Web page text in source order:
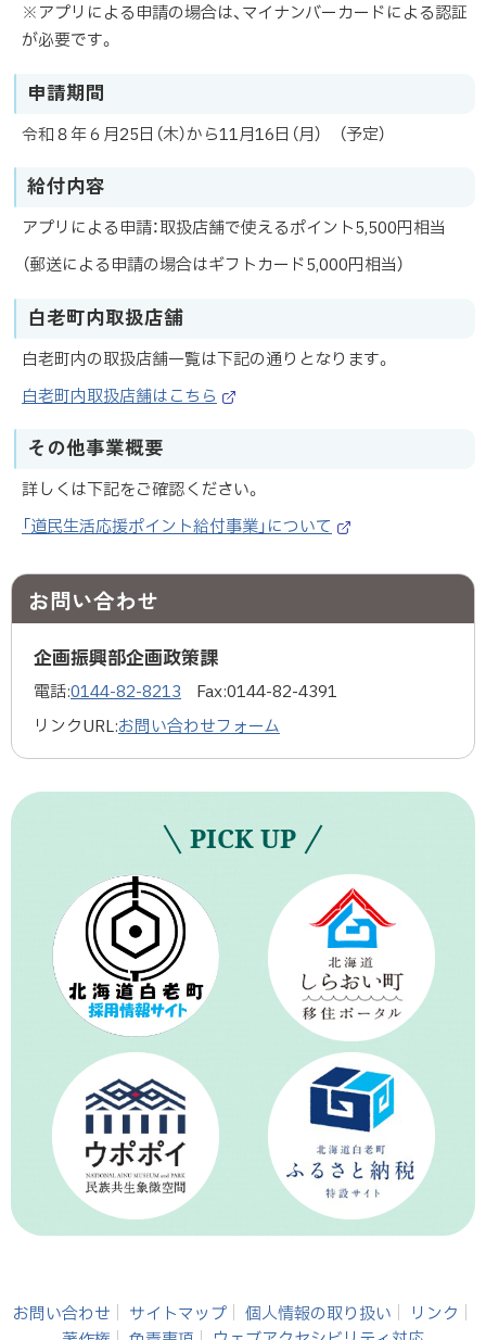
※アプリによる申請の場合は、マイナンバーカードによる認証
が必要です。
申請期間
令和８年６月25日（木）から11月16日（月） （予定）
給付内容
アプリによる申請：取扱店舗で使えるポイント5,500円相当
（郵送による申請の場合はギフトカード5,000円相当）
白老町内取扱店舗
白老町内の取扱店舗一覧は下記の通りとなります。
白老町内取扱店舗はこちら
イ
ト
）
その他事業概要
詳しくは下記をご確認ください。
「道民生活応援ポイント給付事業」について
イ
お問い合わせ
企画振興部企画政策課
電話:0144-82-8213 Fax:0144-82-4391
リンクURL:お問い合わせフォーム
PICK UP
お問い合わせ サイトマップ 個人情報の取り扱い
リンク